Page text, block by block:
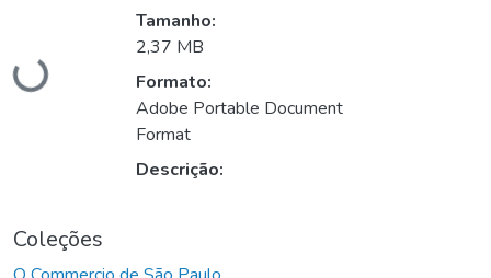
Carregando...
Tamanho:
2,37 MB
Formato:
Adobe Portable Document
Format
Descrição:
Coleções